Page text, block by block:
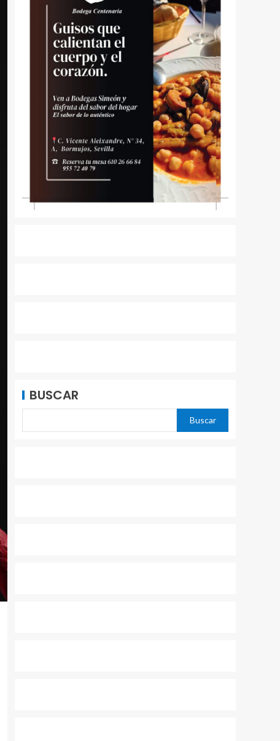
BUSCAR
Buscar